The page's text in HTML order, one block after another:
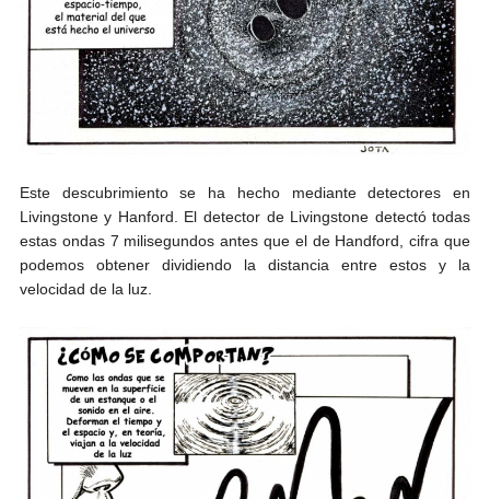
Este descubrimiento se ha hecho mediante detectores en
Livingstone y Hanford. El detector de Livingstone detectó todas
estas ondas 7 milisegundos antes que el de Handford, cifra que
podemos obtener dividiendo la distancia entre estos y la
velocidad de la luz.